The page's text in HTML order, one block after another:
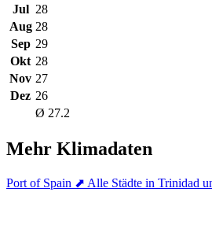
Jul 28
Aug 28
Sep 29
Okt 28
Nov 27
Dez 26
Ø 27.2
Mehr Klimadaten
Port of Spain ⬈ Alle Städte in Trinidad